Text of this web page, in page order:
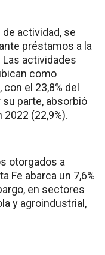
actividad, se
préstamos a la
Las actividades
como
el 23,8% del
parte, absorbió
(22,9%).
otorgados a
Fe abarca un 7,6%
en sectores
y agroindustrial,